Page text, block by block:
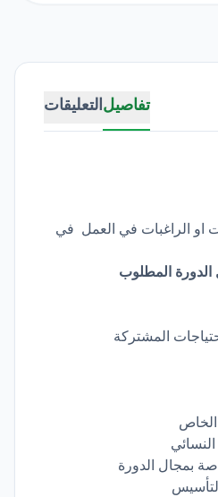
تفاصيلالتعليقات
او الراغبات في العمل في
المطلوب
المشتركة
الخاص
بمجال الدورة